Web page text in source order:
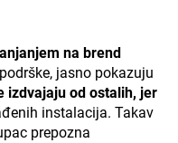
na brend
jasno pokazuju
izdvajaju od ostalih, jer
instalacija. Takav
prepozna